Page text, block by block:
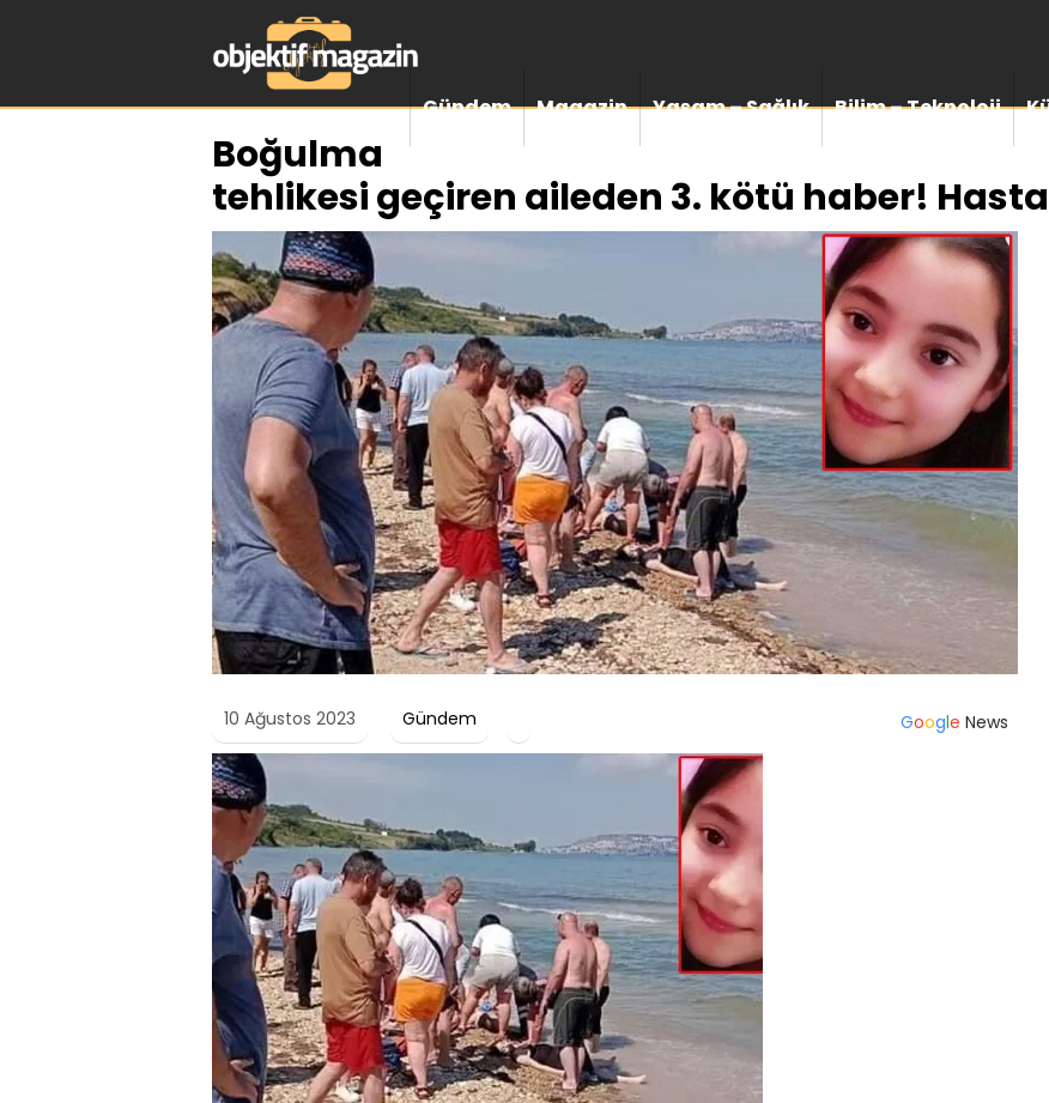
Gündem Magazin Yaşam – Sağlık Bilim – Teknoloji
Boğulma
tehlikesi geçiren aileden 3. kötü haber!
10 Ağustos 2023 Gündem Google News